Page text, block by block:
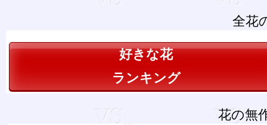
全花
好きな花
ランキング
花の無